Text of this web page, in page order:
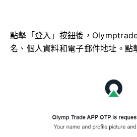
點擊「登入」按鈕後，
名、個人資料和電子郵件地址。點